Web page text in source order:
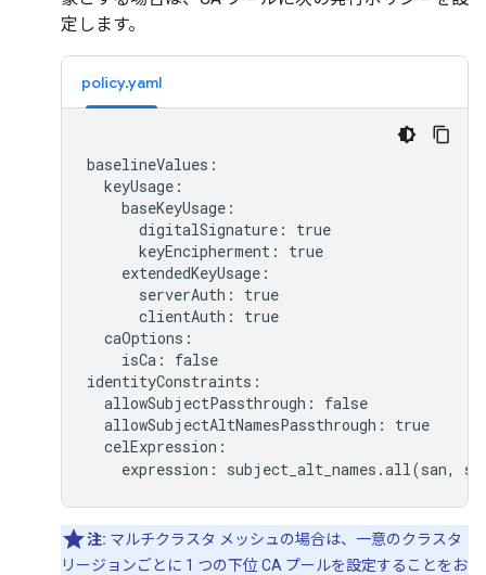
定します。
policy.yaml
baselineValues:
  keyUsage:
    baseKeyUsage:
      digitalSignature: true
      keyEncipherment: true
    extendedKeyUsage:
      serverAuth: true
      clientAuth: true
  caOptions:
    isCa: false
identityConstraints:
  allowSubjectPassthrough: false
  allowSubjectAltNamesPassthrough: true
  celExpression:
expression: subject_alt_names.all(san,
注: マルチクラスタ メッシュの場合は、一意のクラスタ
リージョンごとに 1 つの下位 CA プールを設定することをお